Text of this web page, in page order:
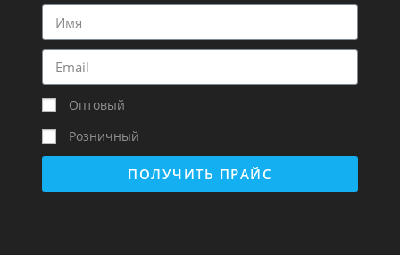
Оптовый
Розничный
ПОЛУЧИТЬ ПРАЙС